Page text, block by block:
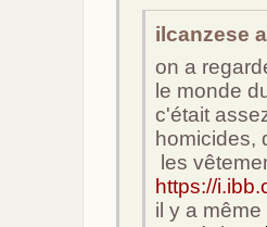
ilcanzese
on a
le monde
c'était
homicides,
les
https://
il y a